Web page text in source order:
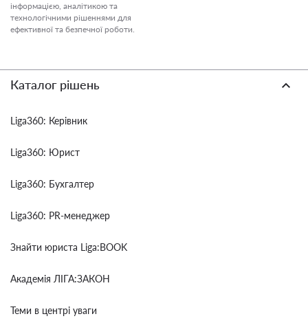
інформацією, аналітикою та
технологічними рішеннями для
ефективної та безпечної роботи.
Каталог рішень
Liga360: Керівник
Liga360: Юрист
Liga360: Бухгалтер
Liga360: PR-менеджер
Знайти юриста Liga:BOOK
Академія ЛІГА:ЗАКОН
Теми в центрі уваги